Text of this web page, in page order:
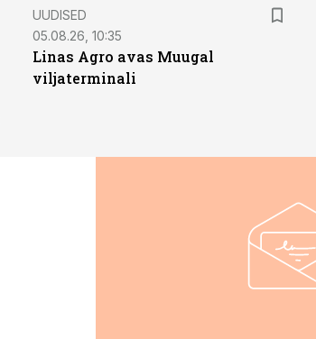
UUDISED
05.08.26, 10:35
Linas Agro avas Muugal
viljaterminali